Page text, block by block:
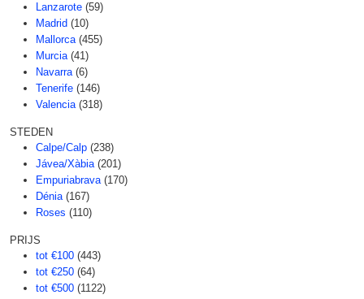
Lanzarote (59)
Madrid (10)
Mallorca (455)
Murcia (41)
Navarra (6)
Tenerife (146)
Valencia (318)
STEDEN
Calpe/Calp (238)
Jávea/Xàbia (201)
Empuriabrava (170)
Dénia (167)
Roses (110)
PRIJS
tot €100 (443)
tot €250 (64)
tot €500 (1122)